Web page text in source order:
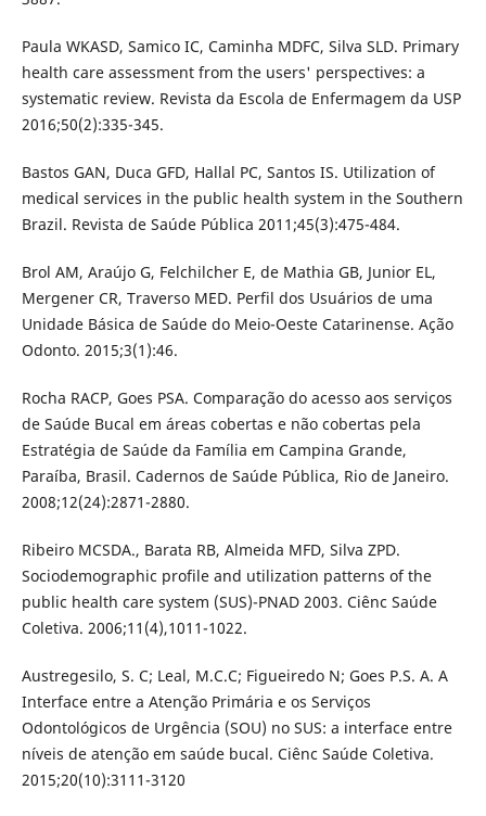
Paula WKASD, Samico IC, Caminha MDFC, Silva SLD. Primary
health care assessment from the users' perspectives: a
systematic review. Revista da Escola de Enfermagem da USP
2016;50(2):335-345.
Bastos GAN, Duca GFD, Hallal PC, Santos IS. Utilization of
medical services in the public health system in the Southern
Brazil. Revista de Saúde Pública 2011;45(3):475-484.
Brol AM, Araújo G, Felchilcher E, de Mathia GB, Junior EL,
Mergener CR, Traverso MED. Perfil dos Usuários de uma
Unidade Básica de Saúde do Meio-Oeste Catarinense. Ação
Odonto. 2015;3(1):46.
Rocha RACP, Goes PSA. Comparação do acesso aos serviços
de Saúde Bucal em áreas cobertas e não cobertas pela
Estratégia de Saúde da Família em Campina Grande,
Paraíba, Brasil. Cadernos de Saúde Pública, Rio de Janeiro.
2008;12(24):2871-2880.
Ribeiro MCSDA., Barata RB, Almeida MFD, Silva ZPD.
Sociodemographic profile and utilization patterns of the
public health care system (SUS)-PNAD 2003. Ciênc Saúde
Coletiva. 2006;11(4),1011-1022.
Austregesilo, S. C; Leal, M.C.C; Figueiredo N; Goes P.S. A. A
Interface entre a Atenção Primária e os Serviços
Odontológicos de Urgência (SOU) no SUS: a interface entre
níveis de atenção em saúde bucal. Ciênc Saúde Coletiva.
2015;20(10):3111-3120